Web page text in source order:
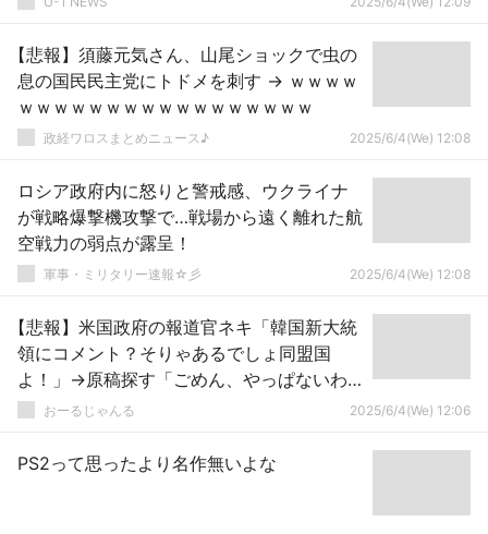
【悲報】須藤元気さん、山尾ショックで虫の
息の国民民主党にトドメを刺す → ｗｗｗｗ
ｗｗｗｗｗｗｗｗｗｗｗｗｗｗｗｗｗ
政経ワロスまとめニュース♪ 2025/6/4(We) 12:08
ロシア政府内に怒りと警戒感、ウクライナ
が戦略爆撃機攻撃で…戦場から遠く離れた航
空戦力の弱点が露呈！
軍事・ミリタリー速報☆彡 2025/6/4(We) 12:08
【悲報】米国政府の報道官ネキ「韓国新大統
領にコメント？そりゃあるでしょ同盟国
よ！」→原稿探す「ごめん、やっぱないわ
ｗｗｗｗｗ」
おーるじゃんる 2025/6/4(We) 12:06
PS2って思ったより名作無いよな